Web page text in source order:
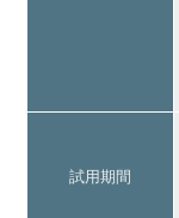
試用期間